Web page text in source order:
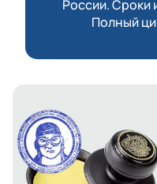
России. Сроки
Полный